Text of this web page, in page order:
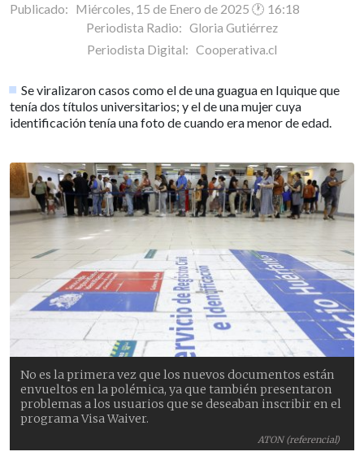
Publicado: Miércoles, 15 de Enero de 2025 🕐 16:18
Periodista Radio: Gloria Gutiérrez
Periodista Digital: Cooperativa.cl
Se viralizaron casos como el de una guagua en Iquique que
tenía dos títulos universitarios; y el de una mujer cuya
identificación tenía una foto de cuando era menor de edad.
ATON (referencial)
No es la primera vez que los nuevos documentos están
envueltos en la polémica, ya que también presentaron
problemas a los usuarios que se deseaban inscribir en el
programa Visa Waiver.